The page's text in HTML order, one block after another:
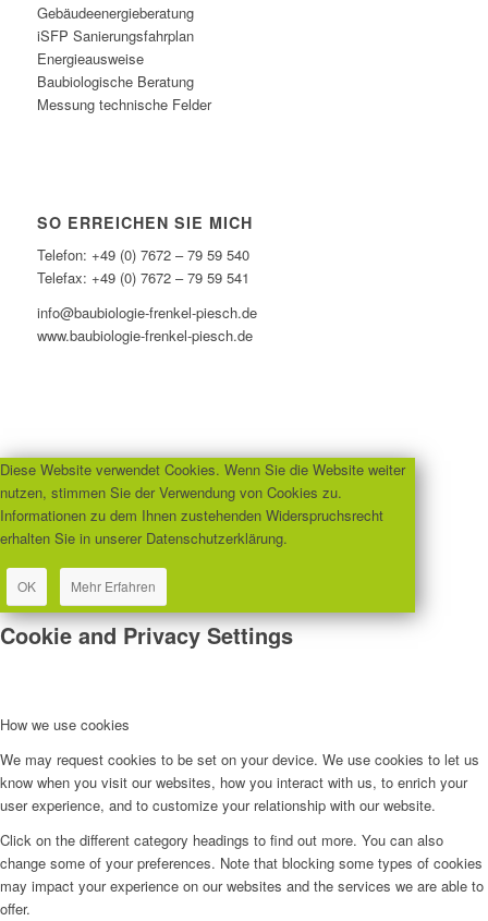
Gebäudeenergieberatung
iSFP Sanierungsfahrplan
Energieausweise
Baubiologische Beratung
Messung technische Felder
SO ERREICHEN SIE MICH
Telefon: +49 (0) 7672 – 79 59 540
Telefax: +49 (0) 7672 – 79 59 541
info@baubiologie-frenkel-piesch.de
www.baubiologie-frenkel-piesch.de
Diese Website verwendet Cookies. Wenn Sie die Website weiter
nutzen, stimmen Sie der Verwendung von Cookies zu.
Informationen zu dem Ihnen zustehenden Widerspruchsrecht
erhalten Sie in unserer Datenschutzerklärung.
OK Mehr Erfahren
Cookie and Privacy Settings
How we use cookies
We may request cookies to be set on your device. We use cookies to let us
know when you visit our websites, how you interact with us, to enrich your
user experience, and to customize your relationship with our website.
Click on the different category headings to find out more. You can also
change some of your preferences. Note that blocking some types of cookies
may impact your experience on our websites and the services we are able to
offer.